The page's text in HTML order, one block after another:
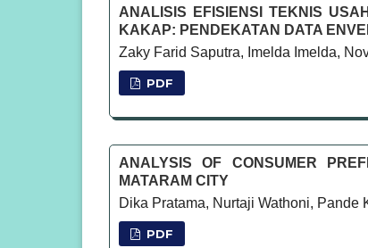
ANALISIS EFISIENSI TEKNIS
KAKAP: PENDEKATAN DATA
Zaky Farid Saputra, Imelda Imelda,
PDF
ANALYSIS OF CONSUMER
MATARAM CITY
Dika Pratama, Nurtaji Wathoni, Pande
PDF